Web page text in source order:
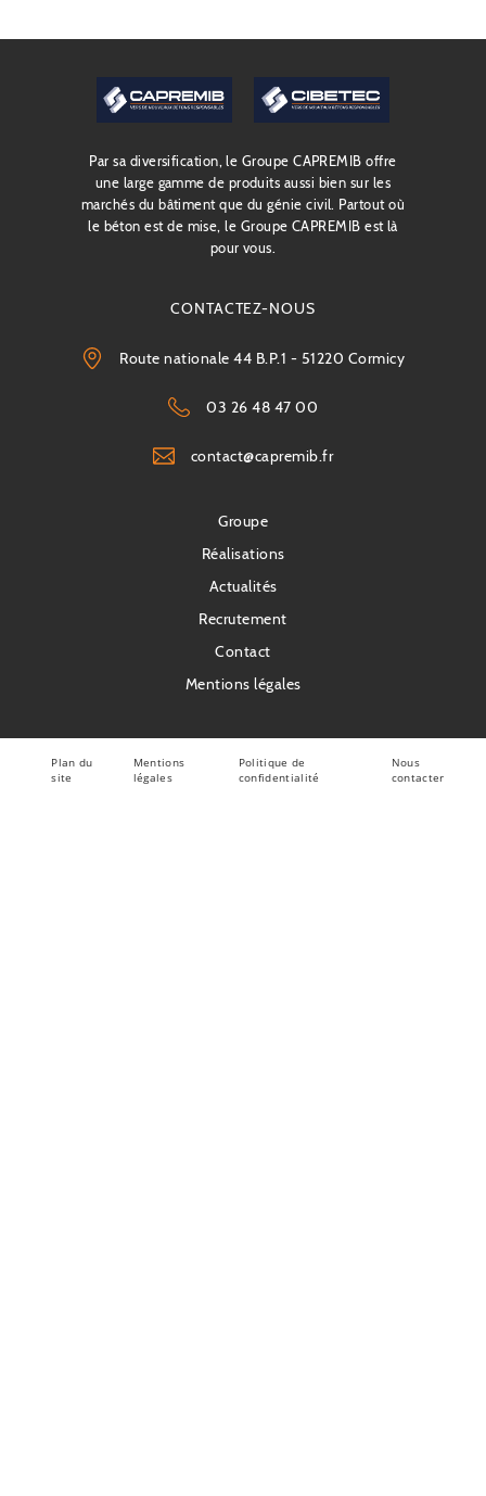
Par sa diversification, le Groupe CAPREMIB offre
une large gamme de produits aussi bien sur les
marchés du bâtiment que du génie civil. Partout où
le béton est de mise, le Groupe CAPREMIB est là
pour vous.
CONTACTEZ-NOUS
Route nationale 44 B.P.1 - 51220 Cormicy
03 26 48 47 00
contact@capremib.fr
Groupe
Réalisations
Actualités
Recrutement
Contact
Mentions légales
PiedPlan du
site
Mentions
légales
Politique de
confidentialité
Nous
contacter